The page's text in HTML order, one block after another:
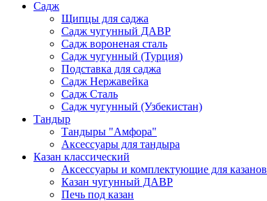
Садж
Щипцы для саджа
Садж чугунный ДАВР
Садж вороненая сталь
Садж чугунный (Турция)
Подставка для саджа
Садж Нержавейка
Садж Сталь
Садж чугунный (Узбекистан)
Тандыр
Тандыры "Амфора"
Аксессуары для тандыра
Казан классический
Аксессуары и комплектующие для казанов
Казан чугунный ДАВР
Печь под казан